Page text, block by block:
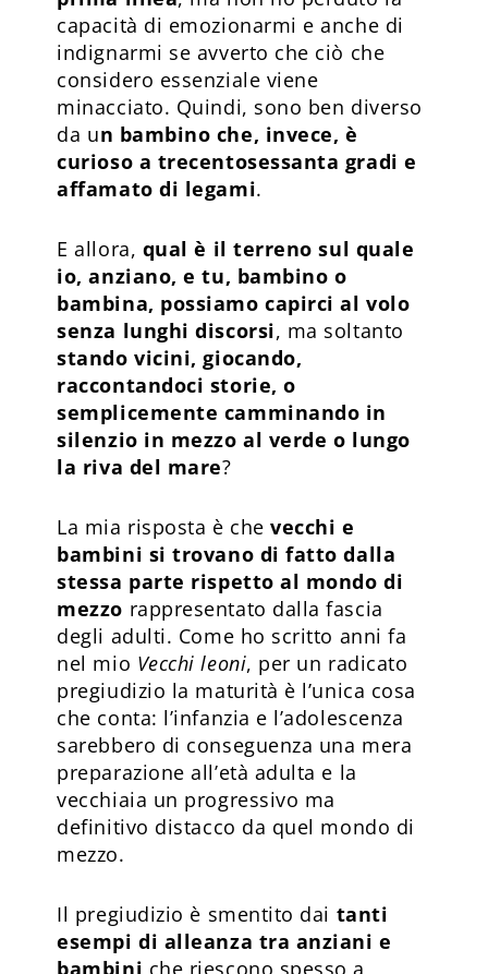
capacità di emozionarmi e anche di
indignarmi se avverto che ciò che
considero essenziale viene
minacciato. Quindi, sono ben diverso
da un bambino che, invece, è
curioso a trecentosessanta gradi e
affamato di legami.
E allora, qual è il terreno sul quale
io, anziano, e tu, bambino o
bambina, possiamo capirci al volo
senza lunghi discorsi, ma soltanto
stando vicini, giocando,
raccontandoci storie, o
semplicemente camminando in
silenzio in mezzo al verde o lungo
la riva del mare?
La mia risposta è chevecchi e
bambini si trovano di fatto dalla
stessa parte rispetto al mondo di
mezzo rappresentato dalla fascia
degli adulti. Come ho scritto anni fa
nel mio Vecchi leoni, per un radicato
pregiudizio la maturità è l’unica cosa
che conta: l’infanzia e l’adolescenza
sarebbero di conseguenza una mera
preparazione all’età adulta e la
vecchiaia un progressivo ma
definitivo distacco da quel mondo di
mezzo.
Il pregiudizio è smentito dai tanti
esempi di alleanza tra anziani e
bambini che riescono spesso a